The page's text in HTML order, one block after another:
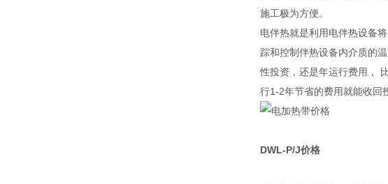
施工极为方便。
电伴热就是利用电伴热设备
踪和控制伴热设备内介质的
性投资，还是年运行费用，
行1-2年节省的费用就能收回
DWL-P/J价格